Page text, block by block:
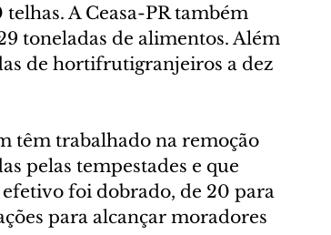
A Ceasa-PR também
toneladas de alimentos. Além
de hortifrutigranjeiros a dez
têm trabalhado na remoção
pelas tempestades e que
foi dobrado, de 20 para
para alcançar moradores